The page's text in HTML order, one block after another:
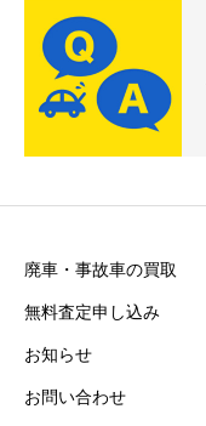
廃車・事故車の買取
無料査定申し込み
お知らせ
お問い合わせ